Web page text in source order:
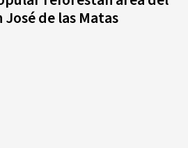
José de las Matas